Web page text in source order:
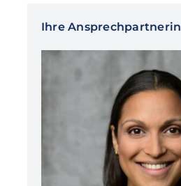
Ihre Ansprechpartnerin